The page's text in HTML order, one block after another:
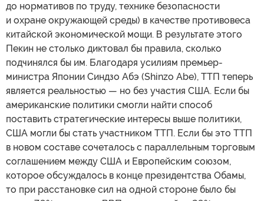
до нормативов по труду, технике безопасности
и охране окружающей среды) в качестве противовеса
китайской экономической мощи. В результате этого
Пекин не столько диктовал бы правила, сколько
подчинялся бы им. Благодаря усилиям премьер-
министра Японии Синдзо Абэ (Shinzo Abe), ТТП теперь
является реальностью — но без участия США. Если бы
американские политики смогли найти способ
поставить стратегические интересы выше политики,
США могли бы стать участником ТТП. Если бы это ТТП
в новом составе сочеталось с параллельным торговым
соглашением между США и Европейским союзом,
которое обсуждалось в конце президентства Обамы,
то при расстановке сил на одной стороне было бы